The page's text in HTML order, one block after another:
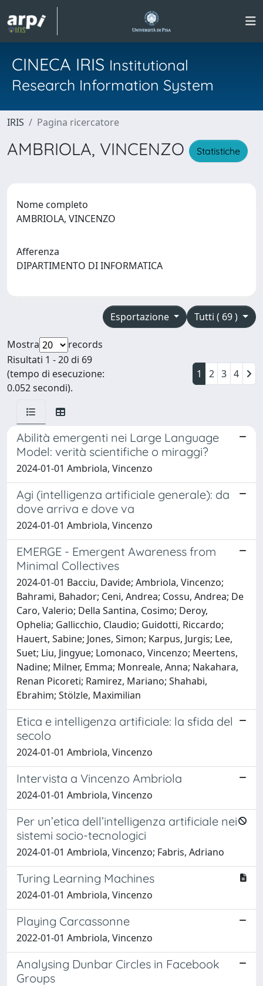
CINECA IRIS Institutional
Research Information System
IRIS Pagina ricercatore
AMBRIOLA, VINCENZO Statistiche
Nome completo
AMBRIOLA, VINCENZO
Afferenza
DIPARTIMENTO DI INFORMATICA
Tutti ( 69 )
Esportazione
Mostra
records
Risultati 1 - 20 di 69
(tempo di esecuzione:
0.052 secondi).
1 2 3 4
Abilità emergenti nei Large Language
Model: verità scientifiche o miraggi?
2024-01-01 Ambriola, Vincenzo
Agi (intelligenza artificiale generale): da
dove arriva e dove va
2024-01-01 Ambriola, Vincenzo
EMERGE - Emergent Awareness from
Minimal Collectives
2024-01-01 Bacciu, Davide; Ambriola, Vincenzo;
Bahrami, Bahador; Ceni, Andrea; Cossu, Andrea; De
Caro, Valerio; Della Santina, Cosimo; Deroy,
Ophelia; Gallicchio, Claudio; Guidotti, Riccardo;
Hauert, Sabine; Jones, Simon; Karpus, Jurgis; Lee,
Suet; Liu, Jingyue; Lomonaco, Vincenzo; Meertens,
Nadine; Milner, Emma; Monreale, Anna; Nakahara,
Renan Picoreti; Ramirez, Mariano; Shahabi,
Ebrahim; Stölzle, Maximilian
Etica e intelligenza artificiale: la sfida del
secolo
2024-01-01 Ambriola, Vincenzo
Intervista a Vincenzo Ambriola
2024-01-01 Ambriola, Vincenzo
Per un’etica dell’intelligenza artificiale nei
sistemi socio-tecnologici
2024-01-01 Ambriola, Vincenzo; Fabris, Adriano
Turing Learning Machines
2024-01-01 Ambriola, Vincenzo
Playing Carcassonne
2022-01-01 Ambriola, Vincenzo
Analysing Dunbar Circles in Facebook
Groups